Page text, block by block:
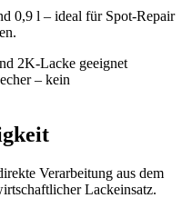
0,9 l – ideal für Spot-Repair
2K-Lacke geeignet
– kein
Verarbeitung aus dem
Lackeinsatz.